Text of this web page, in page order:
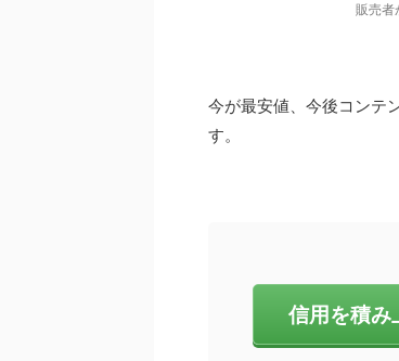
販売者
今が最安値、今後コンテ
す。
信用を積み